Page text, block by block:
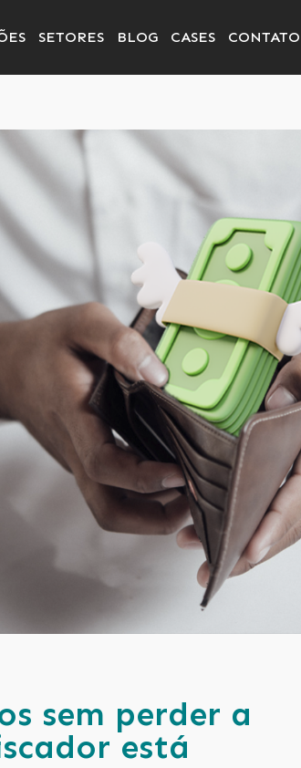
SETORES BLOG CASES CONTATO
sem perder a
está